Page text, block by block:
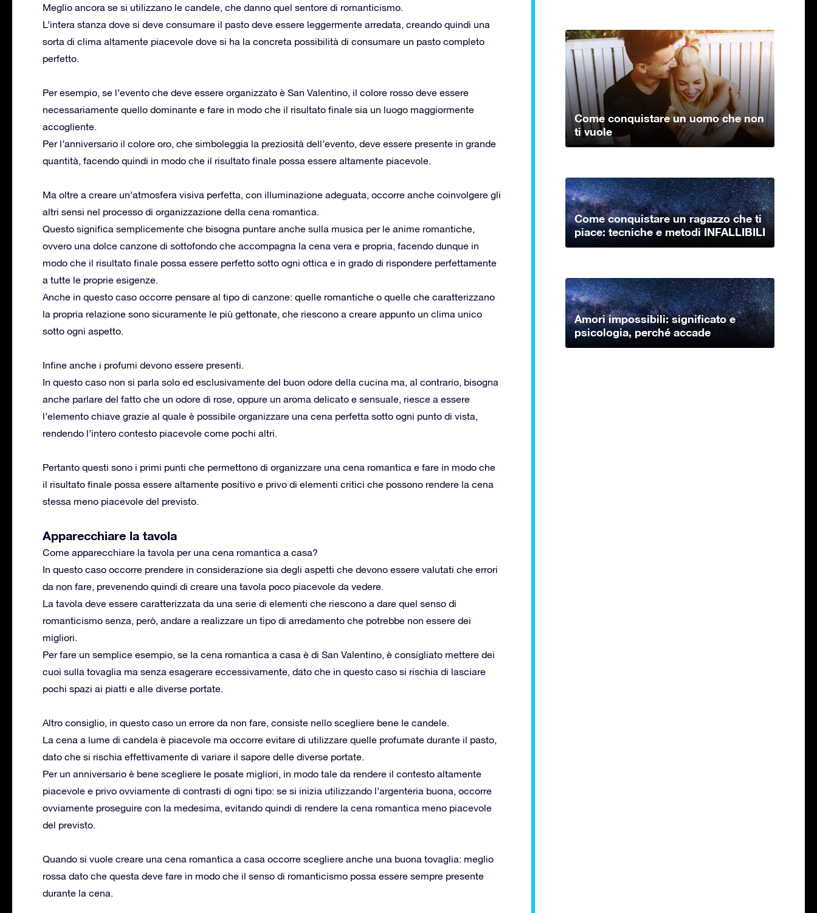
Meglio ancora se si utilizzano le candele, che danno quel sentore di romanticismo.
L’intera stanza dove si deve consumare il pasto deve essere leggermente arredata, creando quindi una
sorta di clima altamente piacevole dove si ha la concreta possibilità di consumare un pasto completo
perfetto.
Per esempio, se l’evento che deve essere organizzato è San Valentino, il colore rosso deve essere
necessariamente quello dominante e fare in modo che il risultato finale sia un luogo maggiormente
accogliente.
Per l’anniversario il colore oro, che simboleggia la preziosità dell’evento, deve essere presente in grande
quantità, facendo quindi in modo che il risultato finale possa essere altamente piacevole.
Ma oltre a creare un’atmosfera visiva perfetta, con illuminazione adeguata, occorre anche coinvolgere gli
altri sensi nel processo di organizzazione della cena romantica.
Questo significa semplicemente che bisogna puntare anche sulla musica per le anime romantiche,
ovvero una dolce canzone di sottofondo che accompagna la cena vera e propria, facendo dunque in
modo che il risultato finale possa essere perfetto sotto ogni ottica e in grado di rispondere perfettamente
a tutte le proprie esigenze.
Anche in questo caso occorre pensare al tipo di canzone: quelle romantiche o quelle che caratterizzano
la propria relazione sono sicuramente le più gettonate, che riescono a creare appunto un clima unico
sotto ogni aspetto.
Infine anche i profumi devono essere presenti.
In questo caso non si parla solo ed esclusivamente del buon odore della cucina ma, al contrario, bisogna
anche parlare del fatto che un odore di rose, oppure un aroma delicato e sensuale, riesce a essere
l’elemento chiave grazie al quale è possibile organizzare una cena perfetta sotto ogni punto di vista,
rendendo l’intero contesto piacevole come pochi altri.
Pertanto questi sono i primi punti che permettono di organizzare una cena romantica e fare in modo che
il risultato finale possa essere altamente positivo e privo di elementi critici che possono rendere la cena
stessa meno piacevole del previsto.
Apparecchiare la tavola
Come apparecchiare la tavola per una cena romantica a casa?
In questo caso occorre prendere in considerazione sia degli aspetti che devono essere valutati che errori
da non fare, prevenendo quindi di creare una tavola poco piacevole da vedere.
La tavola deve essere caratterizzata da una serie di elementi che riescono a dare quel senso di
romanticismo senza, però, andare a realizzare un tipo di arredamento che potrebbe non essere dei
migliori.
Per fare un semplice esempio, se la cena romantica a casa è di San Valentino, è consigliato mettere dei
cuoi sulla tovaglia ma senza esagerare eccessivamente, dato che in questo caso si rischia di lasciare
pochi spazi ai piatti e alle diverse portate.
Altro consiglio, in questo caso un errore da non fare, consiste nello scegliere bene le candele.
La cena a lume di candela è piacevole ma occorre evitare di utilizzare quelle profumate durante il pasto,
dato che si rischia effettivamente di variare il sapore delle diverse portate.
Per un anniversario è bene scegliere le posate migliori, in modo tale da rendere il contesto altamente
piacevole e privo ovviamente di contrasti di ogni tipo: se si inizia utilizzando l’argenteria buona, occorre
ovviamente proseguire con la medesima, evitando quindi di rendere la cena romantica meno piacevole
del previsto.
Quando si vuole creare una cena romantica a casa occorre scegliere anche una buona tovaglia: meglio
rossa dato che questa deve fare in modo che il senso di romanticismo possa essere sempre presente
durante la cena.
Come conquistare un uomo che non
ti vuole
Come conquistare un ragazzo che ti
piace: tecniche e metodi INFALLIBILI
Amori impossibili: significato e
psicologia, perché accade